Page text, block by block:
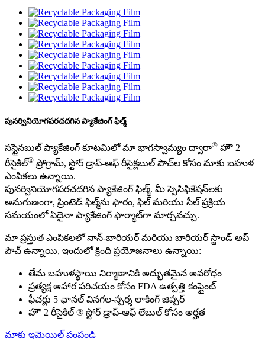
పునర్వినియోగపరచదగిన ప్యాకేజింగ్ ఫిల్మ్
సస్టైనబుల్ ప్యాకేజింగ్ కూటమిలో మా భాగస్వామ్యం ద్వారా® హౌ 2
రీసైకిల్® ప్రోగ్రామ్, స్టోర్ డ్రాప్-ఆఫ్ రీసైక్లబుల్ పౌచ్‌ల కోసం మాకు బహుళ
ఎంపికలు ఉన్నాయి.
పునర్వినియోగపరచదగిన ప్యాకేజింగ్ ఫిల్మ్. మీ స్పెసిఫికేషన్‌లకు
అనుగుణంగా, ప్రింటెడ్ ఫిల్మ్‌ను ఫారం, ఫిల్ మరియు సీల్ ప్రక్రియ
సమయంలో ఏదైనా ప్యాకేజింగ్ ఫార్మాట్‌గా మార్చవచ్చు.
మా ప్రస్తుత ఎంపికలలో నాన్-బారియర్ మరియు బారియర్ స్టాండ్ అప్
పౌచ్ ఉన్నాయి, ఇందులో క్రింది ప్రయోజనాలు ఉన్నాయి:
తేమ బహుళస్థాయి నిర్మాణానికి అద్భుతమైన అవరోధం
ప్రత్యక్ష ఆహార పరిచయం కోసం FDA ఉత్పత్తి కంప్లైంట్
ఫీచర్లు 5 ఛానల్ వినగల-స్పర్శ లాకింగ్ జిప్పర్
హౌ 2 రీసైకిల్ ® స్టోర్ డ్రాప్-ఆఫ్ లేబుల్ కోసం అర్హత
మాకు ఇమెయిల్ పంపండి